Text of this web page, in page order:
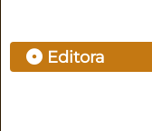
Editora